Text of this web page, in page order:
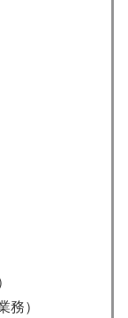
務）